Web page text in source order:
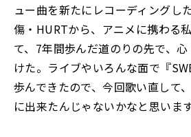
ュー曲を新たにレコーディングし
傷・HURTから、アニメに携わる
て、7年間歩んだ道のりの先で、
けた。ライブやいろんな面で『
歩んできたので、今回歌い直して
に出来たんじゃないかなと思います